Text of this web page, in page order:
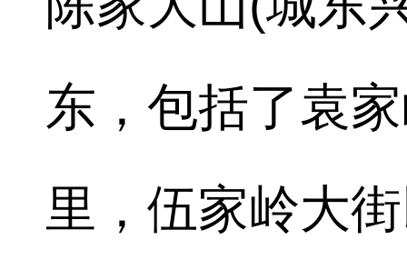
东，包括了袁
里，伍家岭大